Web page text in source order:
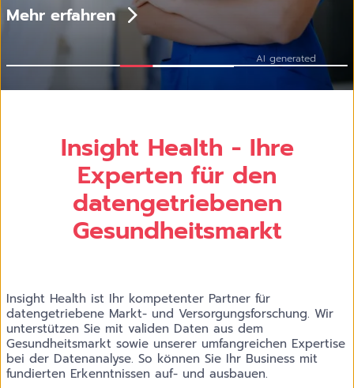
Jetzt anmelden
AI generated
Mehr erfahren
Jetzt Fallstudien lesen
Insight Health - Ihre
Experten für den
datengetriebenen
Gesundheitsmarkt
Insight Health ist Ihr kompetenter Partner für
datengetriebene Markt- und Versorgungsforschung. Wir
unterstützen Sie mit validen Daten aus dem
Gesundheitsmarkt sowie unserer umfangreichen Expertise
bei der Datenanalyse. So können Sie Ihr Business mit
fundierten Erkenntnissen auf- und ausbauen.